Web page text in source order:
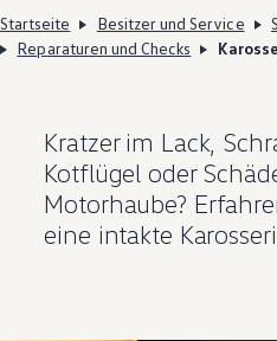
Startseite Besitzer und Service
Reparaturen und Checks
Kratzer im Lack,
Kotflügel oder
Motorhaube?
eine intakte